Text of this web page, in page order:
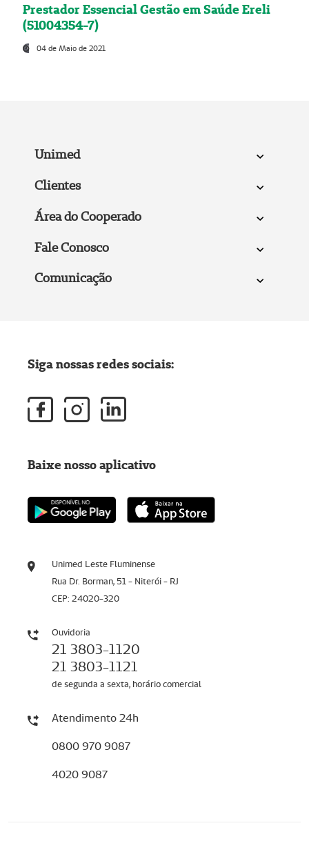
Prestador Essencial Gestão em Saúde Ereli
(51004354-7)
04 de Maio de 2021
Unimed
Clientes
Área do Cooperado
Fale Conosco
Comunicação
Unimed Leste Fluminense
Rua Dr. Borman, 51 - Niterói - RJ
CEP: 24020-320
Ouvidoria
21 3803-1120
21 3803-1121
de segunda a sexta, horário comercial
Atendimento 24h
0800 970 9087
4020 9087
Siga nossas redes sociais:
Baixe nosso aplicativo